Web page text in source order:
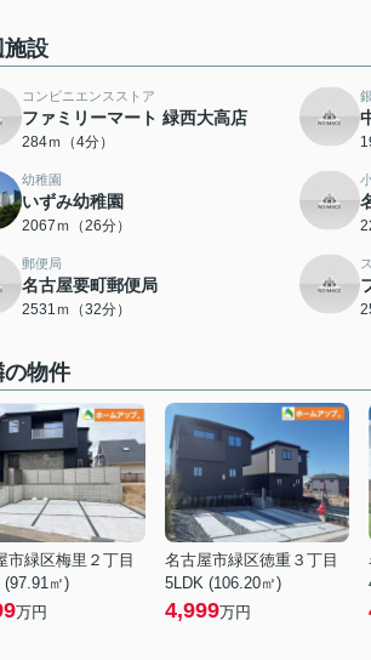
施設
コンビニエンスストア
ファミリーマート 緑西大高店
284ｍ（4分）
幼稚園
いずみ幼稚園
2067ｍ（26分）
郵便局
名古屋要町郵便局
2531ｍ（32分）
の物件
市緑区梅里２丁目
(97.91㎡)
万円
名古屋市緑区徳重３丁目
5LDK (106.20㎡)
4,999万円